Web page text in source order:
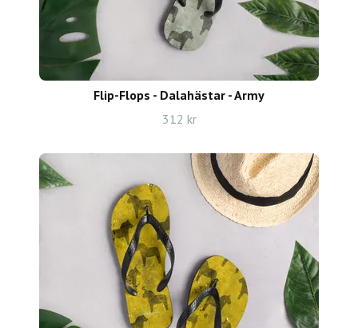
Flip-Flops - Dalahästar - Army
312 kr